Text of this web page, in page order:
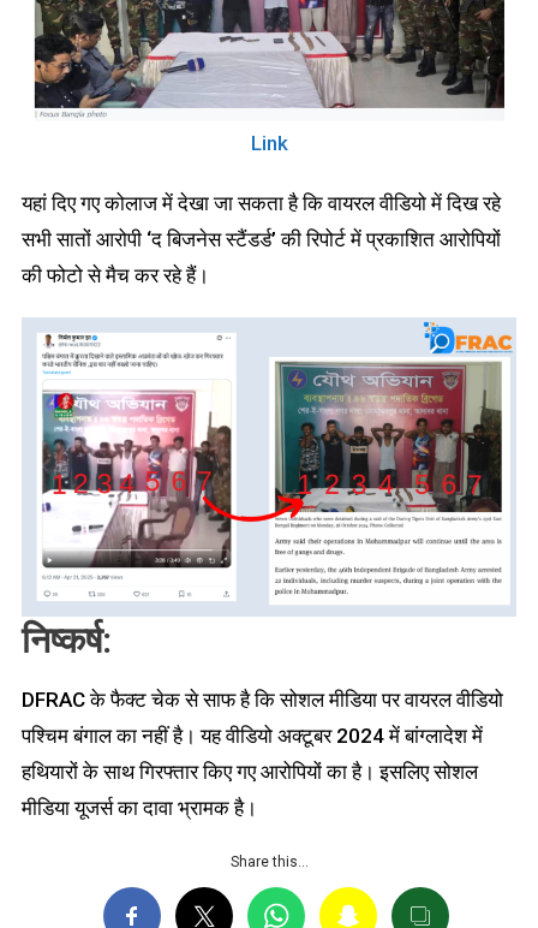
Link
यहां दिए गए कोलाज में देखा जा सकता है कि वायरल वीडियो में दिख रहे
सभी सातों आरोपी ‘द बिजनेस स्टैंडर्ड’ की रिपोर्ट में प्रकाशित आरोपियों
की फोटो से मैच कर रहे हैं।
निष्कर्ष:
DFRAC के फैक्ट चेक से साफ है कि सोशल मीडिया पर वायरल वीडियो
पश्चिम बंगाल का नहीं है। यह वीडियो अक्टूबर 2024 में बांग्लादेश में
हथियारों के साथ गिरफ्तार किए गए आरोपियों का है। इसलिए सोशल
मीडिया यूजर्स का दावा भ्रामक है।
Share this…